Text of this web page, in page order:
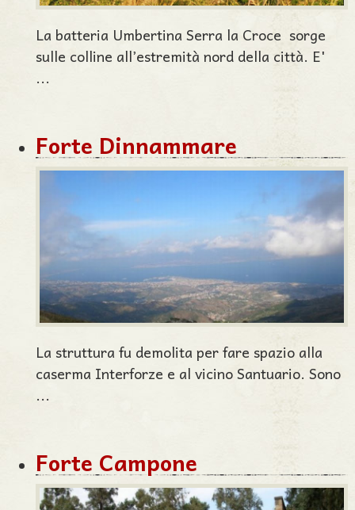
La batteria Umbertina Serra la Croce sorge
sulle colline all’estremità nord della città. E'
...
Forte Dinnammare
La struttura fu demolita per fare spazio alla
caserma Interforze e al vicino Santuario. Sono
...
Forte Campone